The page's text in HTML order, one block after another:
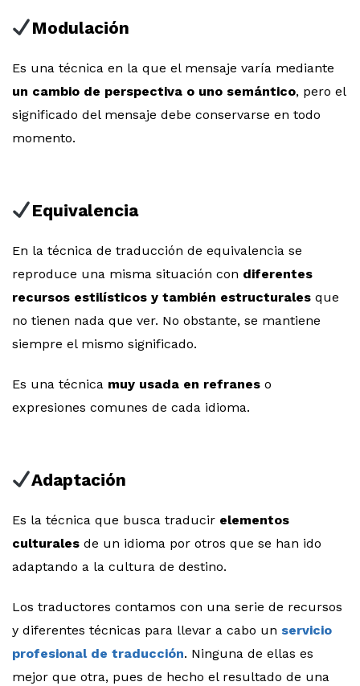
Modulación
Es una técnica en la que el mensaje varía mediante
un cambio de perspectiva o uno semántico, pero el
significado del mensaje debe conservarse en todo
momento.
Equivalencia
En la técnica de traducción de equivalencia se
reproduce una misma situación con diferentes
recursos estilísticos y también estructurales que
no tienen nada que ver. No obstante, se mantiene
siempre el mismo significado.
Es una técnica muy usada en refranes o
expresiones comunes de cada idioma.
Adaptación
Es la técnica que busca traducir elementos
culturales de un idioma por otros que se han ido
adaptando a la cultura de destino.
Los traductores contamos con una serie de recursos
y diferentes técnicas para llevar a cabo un servicio
profesional de traducción. Ninguna de ellas es
mejor que otra, pues de hecho el resultado de una